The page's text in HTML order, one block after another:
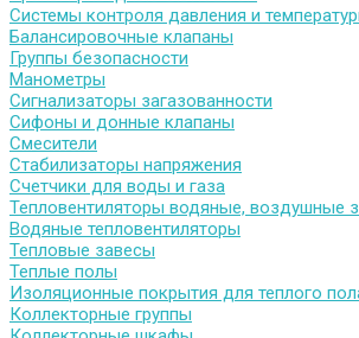
Системы контроля давления и
Балансировочные клапаны
Группы безопасности
Манометры
Сигнализаторы загазованности
Сифоны и донные клапаны
Смесители
Стабилизаторы напряжения
Счетчики для воды и газа
Тепловентиляторы водяные, воздушные
Водяные тепловентиляторы
Тепловые завесы
Теплые полы
Изоляционные покрытия для теплого
Коллекторные группы